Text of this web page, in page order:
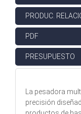
PRODUC.
PDF
PRESUPUESTO
La pesadora
precisión